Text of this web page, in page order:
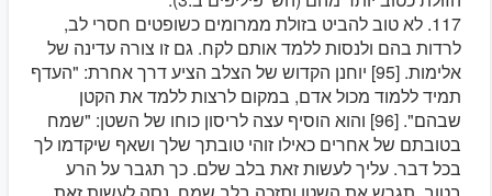
117. לא טוב להביט בזולת ממרומים כשופטים חסרי לב,
לרדות בהם ולנסות ללמד אותם לקח. גם זו צורה עדינה של
אלימות. [95] יוחנן הקדוש של הצלב הציע דרך אחרת: "העדף
תמיד ללמוד מכול אדם, במקום לרצות ללמד את הקטן
שבהם". [96] והוא הוסיף עצה לריסון כוחו של השטן: "שמח
בטובתם של אחרים כאילו זוהי טובתך שלך ושאף שיקדמו לך
בכל דבר. עליך לעשות זאת בלב שלם. כך תגבר על הרע